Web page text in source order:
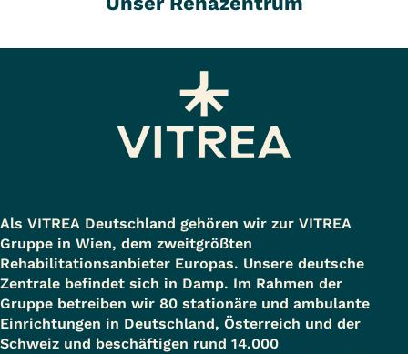
eine speziell auf Ihre Bedürfnisse
Dafür steht unserem
Therapeutenteam ein
umfangreiches Repertoire an
Behandlungstechniken zur
Fort- und Weiterbildung erweitern
wir fortlaufend unsere
Qualifikationen und damit die
Qualität unserer Behandlungen.
Viele der therapeutischen
Ihrer jeweiligen
Krankenversicherung.
Als VITREA Deutschland gehören wir zur VITREA
Gruppe in Wien, dem zweitgrößten
Rehabilitationsanbieter Europas. Unsere deutsche
Zentrale befindet sich in Damp. Im Rahmen der
Gruppe betreiben wir 80 stationäre und ambulante
Einrichtungen in Deutschland, Österreich und der
Schweiz und beschäftigen rund 14.000